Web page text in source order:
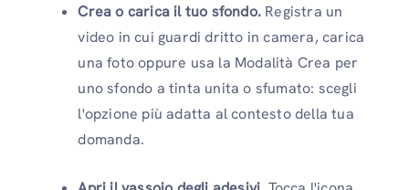
Crea o carica il tuo sfondo. Registra un
video in cui guardi dritto in camera, carica
una foto oppure usa la Modalità Crea per
uno sfondo a tinta unita o sfumato: scegli
l'opzione più adatta al contesto della tua
domanda.